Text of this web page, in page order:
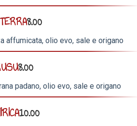
8.00
affumicata, olio evo, sale e origano
8.00
padano, olio evo, sale e origano
10.00